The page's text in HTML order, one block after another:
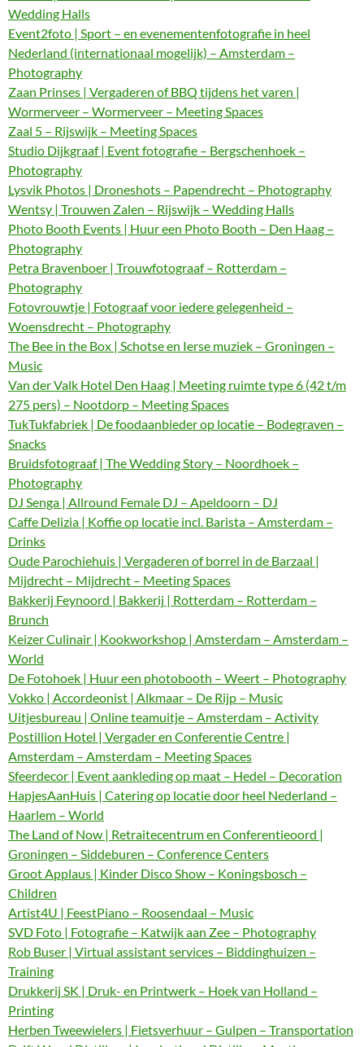
Wedding Halls
Event2foto | Sport – en evenementenfotografie in heel
Nederland (internationaal mogelijk) – Amsterdam –
Photography
Zaan Prinses | Vergaderen of BBQ tijdens het varen |
Wormerveer – Wormerveer – Meeting Spaces
Zaal 5 – Rijswijk – Meeting Spaces
Studio Dijkgraaf | Event fotografie – Bergschenhoek –
Photography
Lysvik Photos | Droneshots – Papendrecht – Photography
Wentsy | Trouwen Zalen – Rijswijk – Wedding Halls
Photo Booth Events | Huur een Photo Booth – Den Haag –
Photography
Petra Bravenboer | Trouwfotograaf – Rotterdam –
Photography
Fotovrouwtje | Fotograaf voor iedere gelegenheid –
Woensdrecht – Photography
The Bee in the Box | Schotse en Ierse muziek – Groningen –
Music
Van der Valk Hotel Den Haag | Meeting ruimte type 6 (42 t/m
275 pers) – Nootdorp – Meeting Spaces
TukTukfabriek | De foodaanbieder op locatie – Bodegraven –
Snacks
Bruidsfotograaf | The Wedding Story – Noordhoek –
Photography
DJ Senga | Allround Female DJ – Apeldoorn – DJ
Caffe Delizia | Koffie op locatie incl. Barista – Amsterdam –
Drinks
Oude Parochiehuis | Vergaderen of borrel in de Barzaal |
Mijdrecht – Mijdrecht – Meeting Spaces
Bakkerij Feynoord | Bakkerij | Rotterdam – Rotterdam –
Brunch
Keizer Culinair | Kookworkshop | Amsterdam – Amsterdam –
World
De Fotohoek | Huur een photobooth – Weert – Photography
Vokko | Accordeonist | Alkmaar – De Rijp – Music
Uitjesbureau | Online teamuitje – Amsterdam – Activity
Postillion Hotel | Vergader en Conferentie Centre |
Amsterdam – Amsterdam – Meeting Spaces
Sfeerdecor | Event aankleding op maat – Hedel – Decoration
HapjesAanHuis | Catering op locatie door heel Nederland –
Haarlem – World
The Land of Now | Retraitecentrum en Conferentieoord |
Groningen – Siddeburen – Conference Centers
Groot Applaus | Kinder Disco Show – Koningsbosch –
Children
Artist4U | FeestPiano – Roosendaal – Music
SVD Foto | Fotografie – Katwijk aan Zee – Photography
Rob Buser | Virtual assistant services – Biddinghuizen –
Training
Drukkerij SK | Druk- en Printwerk – Hoek van Holland –
Printing
Herben Tweewielers | Fietsverhuur – Gulpen – Transportation